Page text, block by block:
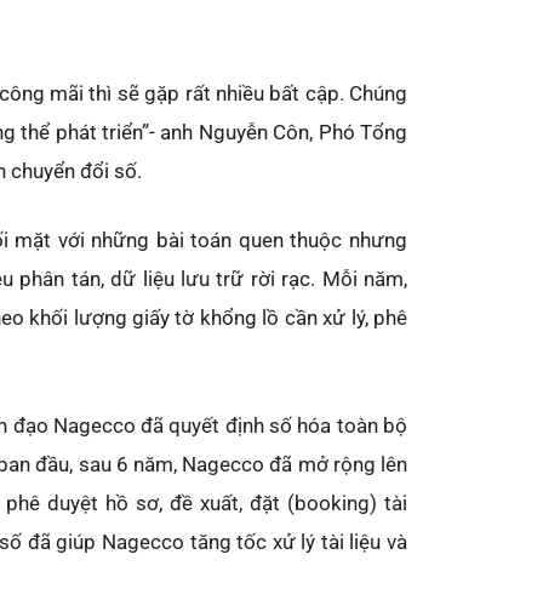
mãi thì sẽ gặp rất nhiều bất cập. Chúng
thể phát triển”- anh Nguyễn Côn, Phó Tổng
chuyển đổi số.
mặt với những bài toán quen thuộc nhưng
phân tán, dữ liệu lưu trữ rời rạc. Mỗi năm,
khối lượng giấy tờ khổng lồ cần xử lý, phê
đạo Nagecco đã quyết định số hóa toàn bộ
đầu, sau 6 năm, Nagecco đã mở rộng lên
duyệt hồ sơ, đề xuất, đặt (booking) tài
đã giúp Nagecco tăng tốc xử lý tài liệu và